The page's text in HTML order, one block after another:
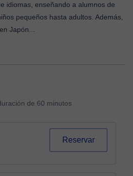
idiomas, enseñando a alumnos de
pequeños hasta adultos. Además,
Japón
de 60 minutos
Reservar